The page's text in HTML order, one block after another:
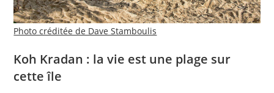
Photo créditée de Dave Stamboulis
Koh Kradan : la vie est une plage sur
cette île